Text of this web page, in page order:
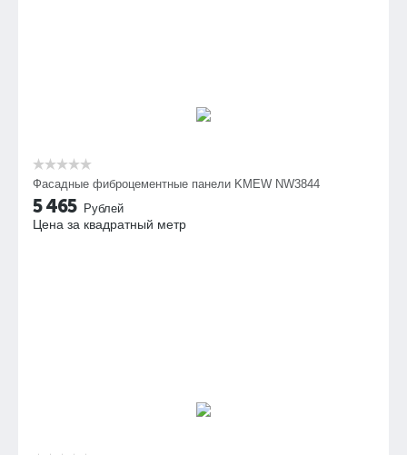
Фасадные фиброцементные панели KMEW NW3844
5 465 Рублей
Цена за квадратный метр